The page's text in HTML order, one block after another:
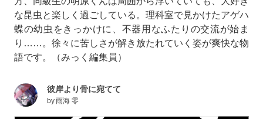
な昆虫と楽しく過ごしている。理科室で見かけたアゲハ
蝶の幼虫をきっかけに、不器用なふたりの交流が始ま
り……。徐々に苦しさが解き放たれていく姿が爽快な物
語です。（みっく編集員）
彼岸より骨に宛てて
by雨海 零